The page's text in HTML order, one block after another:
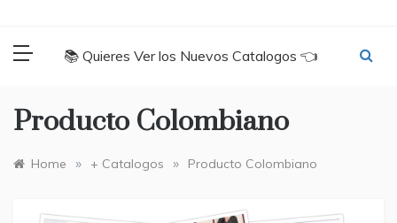
📚 Quieres Ver los Nuevos Catalogos 👈
Producto Colombiano
Home » + Catalogos » Producto Colombiano